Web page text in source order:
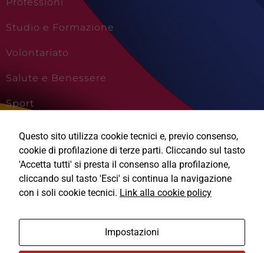
Studio e Formazione
Volontariato
Salute e Benessere
Sport
Viaggi e Vacanze
Questo sito utilizza cookie tecnici e, previo consenso,
cookie di profilazione di terze parti. Cliccando sul tasto
'Accetta tutti' si presta il consenso alla profilazione,
cliccando sul tasto 'Esci' si continua la navigazione
con i soli cookie tecnici. Link alla cookie policy
Impostazioni